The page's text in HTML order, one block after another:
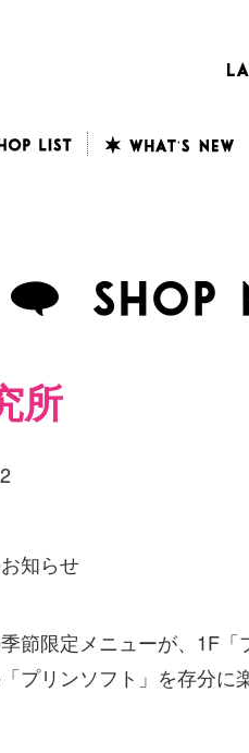
所
知らせ
節限定メニューが、1F「
プリンソフト」を存分に